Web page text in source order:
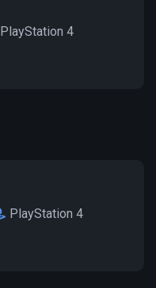
PlayStation 4
PlayStation 4